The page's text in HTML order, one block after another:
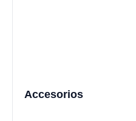
Accesorios